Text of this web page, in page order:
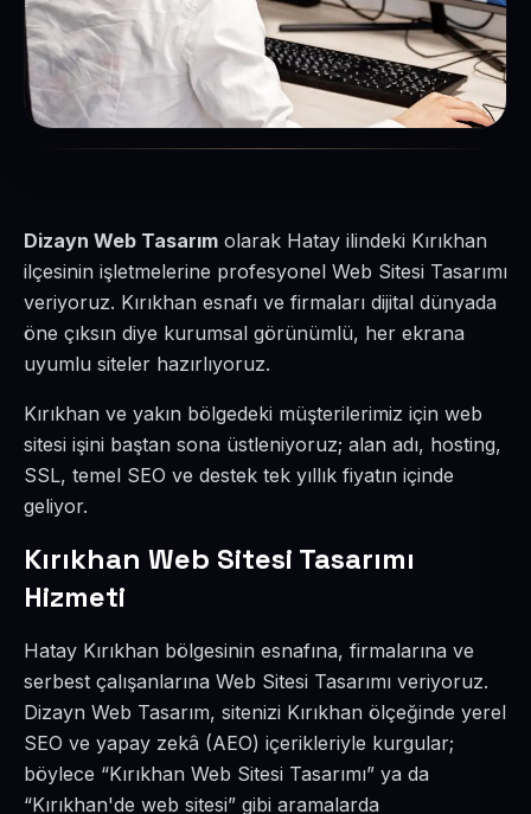
Dizayn Web Tasarım olarak Hatay ilindeki Kırıkhan
ilçesinin işletmelerine profesyonel Web Sitesi Tasarımı
veriyoruz. Kırıkhan esnafı ve firmaları dijital dünyada
öne çıksın diye kurumsal görünümlü, her ekrana
uyumlu siteler hazırlıyoruz.
Kırıkhan ve yakın bölgedeki müşterilerimiz için web
sitesi işini baştan sona üstleniyoruz; alan adı, hosting,
SSL, temel SEO ve destek tek yıllık fiyatın içinde
geliyor.
Kırıkhan Web Sitesi Tasarımı
Hizmeti
Hatay Kırıkhan bölgesinin esnafına, firmalarına ve
serbest çalışanlarına Web Sitesi Tasarımı veriyoruz.
Dizayn Web Tasarım, sitenizi Kırıkhan ölçeğinde yerel
SEO ve yapay zekâ (AEO) içerikleriyle kurgular;
böylece “Kırıkhan Web Sitesi Tasarımı” ya da
“Kırıkhan'de web sitesi” gibi aramalarda